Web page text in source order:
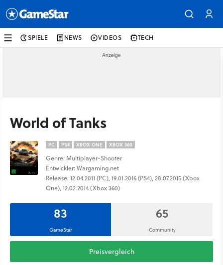
SPIELE NEWS VIDEOS TECH
World of Tanks
PC PS4 XBOX ONE XBOX 360
Genre: Multiplayer-Shooter
Entwickler: Wargaming.net
Release: 12.04.2011 (PC), 19.01.2016 (PS4), 28.07.2015 (Xbox
One), 12.02.2014 (Xbox 360)
83
GameStar
65
Community
Preisvergleich